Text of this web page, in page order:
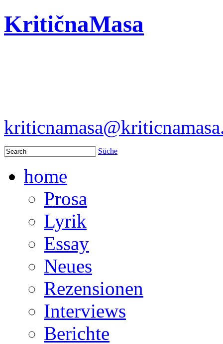
KritičnaMasa
Süche
home
Prosa
Lyrik
Essay
Neues
Rezensionen
Interviews
Berichte